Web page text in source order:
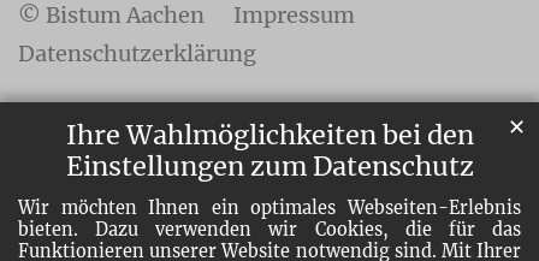
Ihre Wahlmöglichkeiten bei den
Einstellungen zum Datenschutz
Wir möchten Ihnen ein optimales Webseiten-Erlebnis
bieten. Dazu verwenden wir Cookies, die für das
Funktionieren unserer Website notwendig sind. Mit Ihrer
✕
© Bistum Aachen
Impressum
Datenschutzerklärung